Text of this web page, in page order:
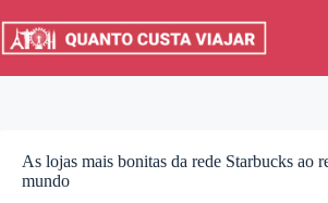
para
As lojas mais bonitas da rede Starbucks ao
mundo